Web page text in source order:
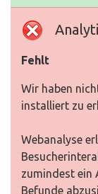
Fehlt
Wir haben
installiert zu
Webanalyse
zumindest ein
Befunde